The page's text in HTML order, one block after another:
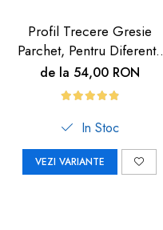
Profil Trecere Gresie
Parchet, Pentru Diferenta
de Nivel, Culoare Lemn
Închis, Autoadeziv, 90cm
de la 54,00 RON
In Stoc
VEZI VARIANTE